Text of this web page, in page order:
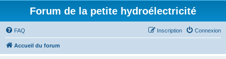
Forum de la petite hydroélectricité
FAQ Connexion
Inscription
Accueil du forum